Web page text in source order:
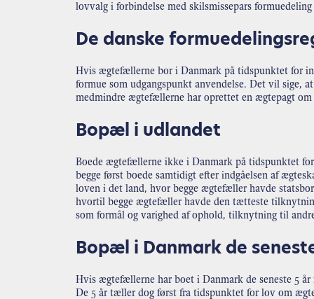
lovvalg i forbindelse med skilsmissepars
De danske
Hvis ægtefællerne bor i Danmark på tidspunktet for
formue som udgangspunkt anvendelse. Det vil sige,
medmindre ægtefællerne har oprettet en ægtepagt
Bopæl i udlandet
Boede ægtefællerne ikke i Danmark på tidspunktet
begge først boede samtidigt efter indgåelsen af
loven i det land, hvor begge ægtefæller havde
hvortil begge ægtefæller havde den tætteste
som formål og varighed af ophold, tilknytning til
Bopæl i Danmark de
Hvis ægtefællerne har boet i Danmark de seneste 5
De 5 år tæller dog først fra tidspunktet for lov om